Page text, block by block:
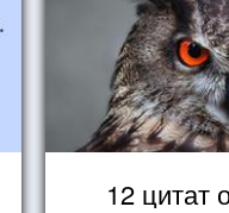
12 цитат